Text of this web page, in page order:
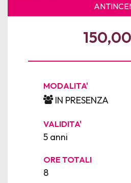
150,00
MODALITA'
IN PRESENZA
VALIDITA'
5 anni
ORE TOTALI
8